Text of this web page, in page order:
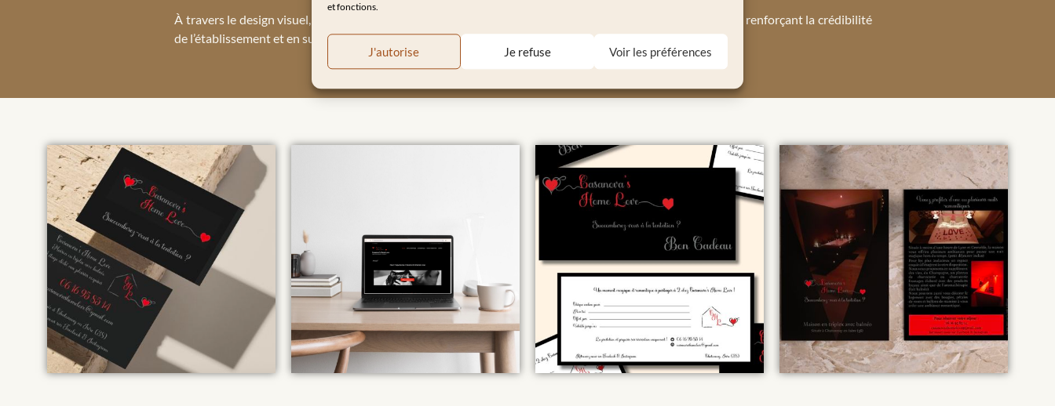
et fonctions.
J'autorise Je refuse Voir les préférences
À travers le design visuel, mon objectif était de traduire l’essence même de Casanovas Home Love tout en renforçant la crédibilité
de l’établissement et en suscitant l’enthousiasme des visiteurs.